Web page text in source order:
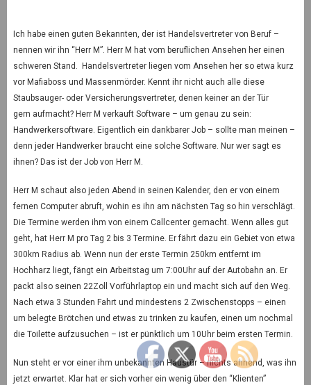
Ich habe einen guten Bekannten, der ist Handelsvertreter von Beruf –
nennen wir ihn “Herr M”. Herr M hat vom beruflichen Ansehen her einen
schweren Stand. Handelsvertreter liegen vom Ansehen her so etwa kurz
vor Mafiaboss und Massenmörder. Kennt ihr nicht auch alle diese
Staubsauger- oder Versicherungsvertreter, denen keiner an der Tür
gern aufmacht? Herr M verkauft Software – um genau zu sein:
Handwerkersoftware. Eigentlich ein dankbarer Job – sollte man meinen –
denn jeder Handwerker braucht eine solche Software. Nur wer sagt es
ihnen? Das ist der Job von Herr M.
Herr M schaut also jeden Abend in seinen Kalender, den er von einem
fernen Computer abruft, wohin es ihn am nächsten Tag so hin verschlägt.
Die Termine werden ihm von einem Callcenter gemacht. Wenn alles gut
geht, hat Herr M pro Tag 2 bis 3 Termine. Er fährt dazu ein Gebiet von etwa
300km Radius ab. Wenn nun der erste Termin 250km entfernt im
Hochharz liegt, fängt ein Arbeitstag um 7:00Uhr auf der Autobahn an. Er
packt also seinen 22Zoll Vorführlaptop ein und macht sich auf den Weg.
Nach etwa 3 Stunden Fahrt und mindestens 2 Zwischenstopps – einen
um belegte Brötchen und etwas zu trinken zu kaufen, einen um nochmal
die Toilette aufzusuchen – ist er pünktlich um 10Uhr beim ersten Termin.
Nun steht er vor einer ihm unbekannten Haustür – nichts ahnend, was ihn
jetzt erwartet. Klar hat er sich vorher ein wenig über den “Klienten”